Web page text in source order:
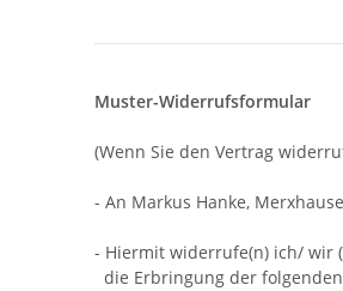
Muster-Widerrufsformular
(Wenn Sie den Vertrag
- An Markus Hanke,
- Hiermit widerrufe(n) ich/ wir
die Erbringung der